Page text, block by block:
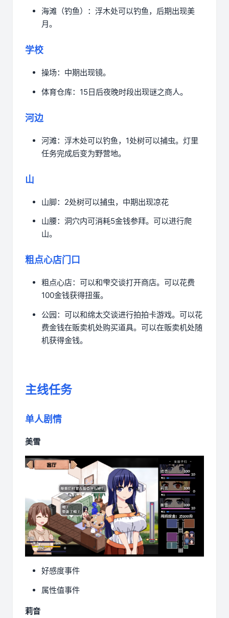
海滩（钓鱼）：浮木处可以钓鱼，后期出现美
月。
学校
操场：中期出现镜。
体育仓库：15日后夜晚时段出现谜之商人。
河边
河滩：浮木处可以钓鱼，1处树可以捕虫。灯里
任务完成后变为野营地。
山
山脚：2处树可以捕虫，中期出现凉花
山腰：洞穴内可消耗5金钱参拜。可以进行爬
山。
粗点心店门口
粗点心店：可以和雫交谈打开商店。可以花费
100金钱获得扭蛋。
公园：可以和绵太交谈进行拍拍卡游戏。可以花
费金钱在贩卖机处购买道具。可以在贩卖机处随
机获得金钱。
主线任务
单人剧情
美雪
好感度事件
属性值事件
莉音